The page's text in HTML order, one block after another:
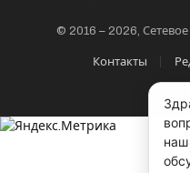
© 2016 – 2026,
Контакты